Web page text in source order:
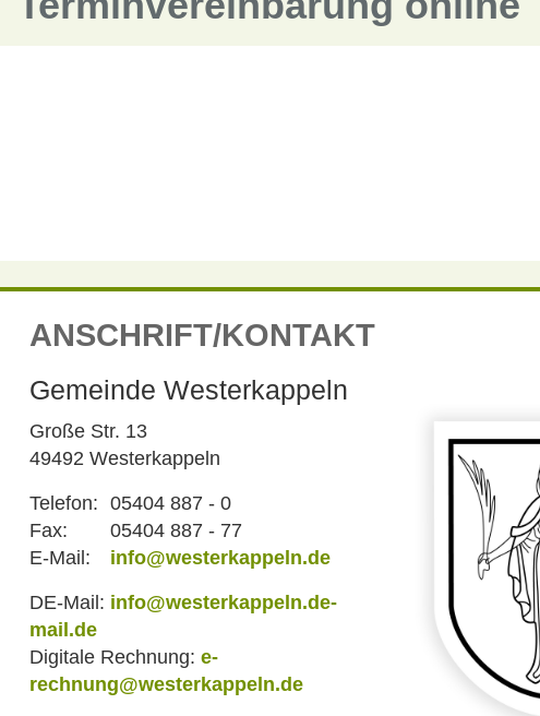
ANSCHRIFT/KONTAKT
Gemeinde Westerkappeln
Große Str. 13
49492 Westerkappeln
Telefon: 05404 887 - 0
Fax:
05404 887 - 77
E-Mail:
info@westerkappeln.de
DE-Mail: info@westerkappeln.de-
mail.de
Digitale Rechnung: e-
rechnung@westerkappeln.de